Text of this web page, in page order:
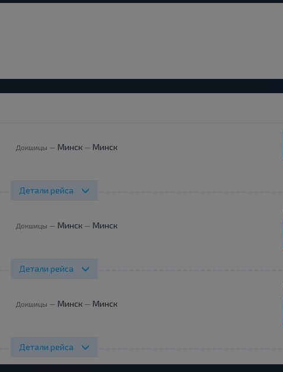
Докшицы — Минск— Минск
Детали рейса
Докшицы — Минск— Минск
Детали рейса
Докшицы — Минск— Минск
Детали рейса